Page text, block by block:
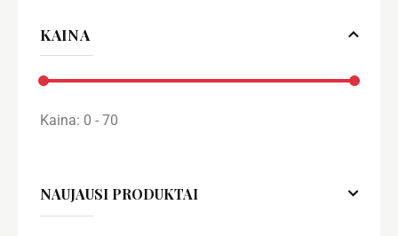
5
KAINA
Kaina: 0 - 70
NAUJAUSI PRODUKTAI